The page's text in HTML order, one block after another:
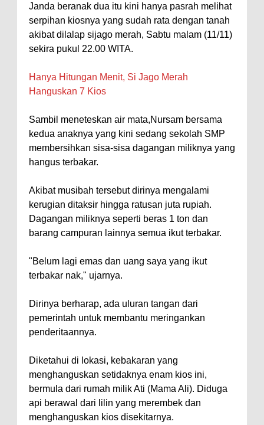
Janda beranak dua itu kini hanya pasrah melihat
serpihan kiosnya yang sudah rata dengan tanah
akibat dilalap sijago merah, Sabtu malam (11/11)
sekira pukul 22.00 WITA.
Hanya Hitungan Menit, Si Jago Merah
Hanguskan 7 Kios
Sambil meneteskan air mata,Nursam bersama
kedua anaknya yang kini sedang sekolah SMP
membersihkan sisa-sisa dagangan miliknya yang
hangus terbakar.
Akibat musibah tersebut dirinya mengalami
kerugian ditaksir hingga ratusan juta rupiah.
Dagangan miliknya seperti beras 1 ton dan
barang campuran lainnya semua ikut terbakar.
"Belum lagi emas dan uang saya yang ikut
terbakar nak," ujarnya.
Dirinya berharap, ada uluran tangan dari
pemerintah untuk membantu meringankan
penderitaannya.
Diketahui di lokasi, kebakaran yang
menghanguskan setidaknya enam kios ini,
bermula dari rumah milik Ati (Mama Ali). Diduga
api berawal dari lilin yang merembek dan
menghanguskan kios disekitarnya.